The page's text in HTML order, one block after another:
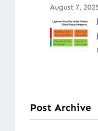
August 7,
Post Archive